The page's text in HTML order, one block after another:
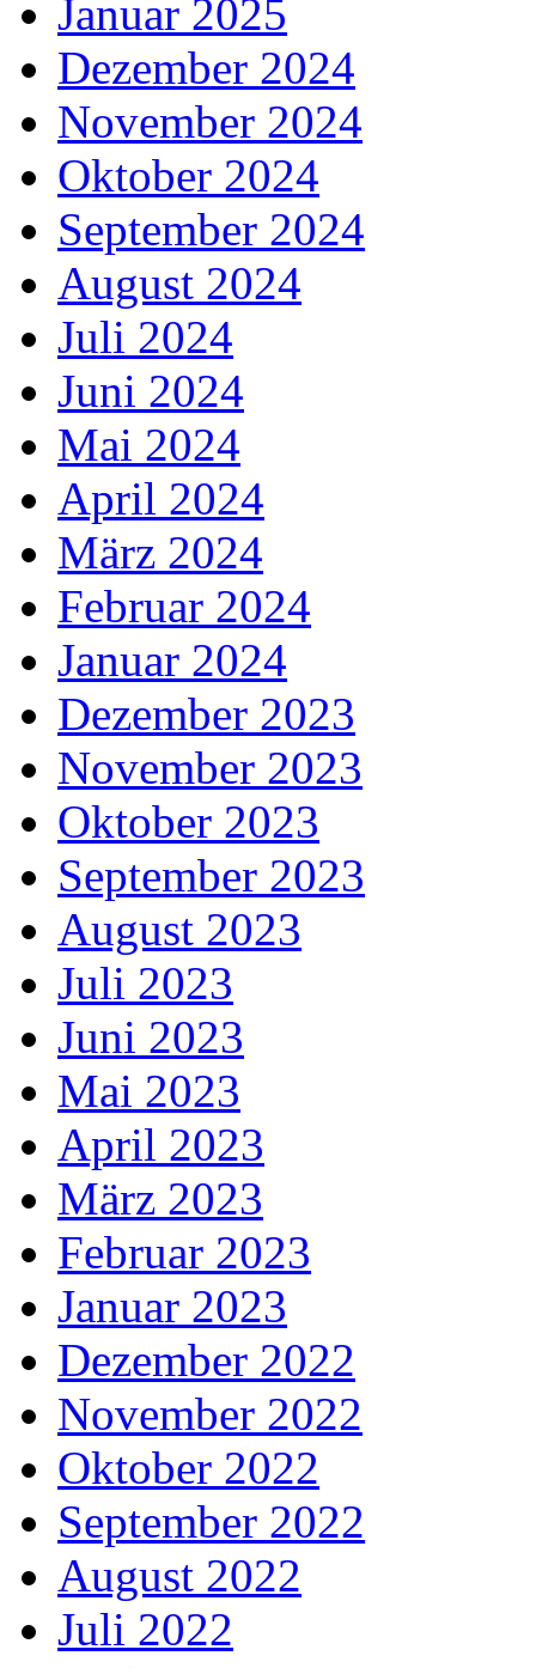
Januar 2025
Dezember 2024
November 2024
Oktober 2024
September 2024
August 2024
Juli 2024
Juni 2024
Mai 2024
April 2024
März 2024
Februar 2024
Januar 2024
Dezember 2023
November 2023
Oktober 2023
September 2023
August 2023
Juli 2023
Juni 2023
Mai 2023
April 2023
März 2023
Februar 2023
Januar 2023
Dezember 2022
November 2022
Oktober 2022
September 2022
August 2022
Juli 2022